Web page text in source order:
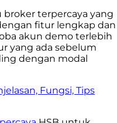
broker terpercaya yang
fitur lengkap dan
akun demo terlebih
yang ada sebelum
dengan modal
Fungsi, Tips